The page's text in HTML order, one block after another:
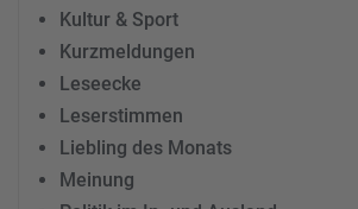
Kultur & Sport
Kurzmeldungen
Leseecke
Leserstimmen
Liebling des Monats
Meinung